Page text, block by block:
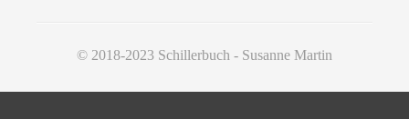
© 2018-2023 Schillerbuch - Susanne Martin